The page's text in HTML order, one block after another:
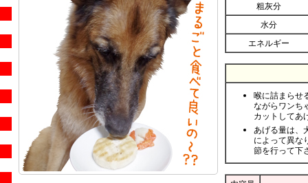
粗灰分
水分
エネルギー
喉に詰まらせ
ながらワンち
カットしてあ
あげる量は、
によって異な
節を行って下